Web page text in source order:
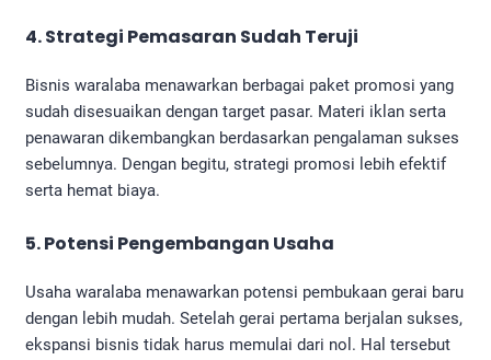
4. Strategi Pemasaran Sudah Teruji
Bisnis waralaba menawarkan berbagai paket promosi yang
sudah disesuaikan dengan target pasar. Materi iklan serta
penawaran dikembangkan berdasarkan pengalaman sukses
sebelumnya. Dengan begitu, strategi promosi lebih efektif
serta hemat biaya.
5. Potensi Pengembangan Usaha
Usaha waralaba menawarkan potensi pembukaan gerai baru
dengan lebih mudah. Setelah gerai pertama berjalan sukses,
ekspansi bisnis tidak harus memulai dari nol. Hal tersebut